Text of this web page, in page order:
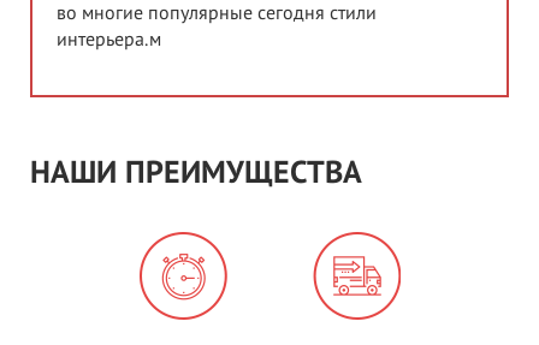
во многие популярные сегодня стили
интерьера.м
НАШИ ПРЕИМУЩЕСТВА